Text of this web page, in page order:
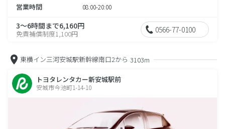
営業時間 08:00-20:00
3～6時間まで6,160円
免責補償制度1,100円 0566-77-0100
東横イン三河安城駅新幹線南口2から 3103m
トヨタレンタカー新安城駅前
安城市今池町1-14-10